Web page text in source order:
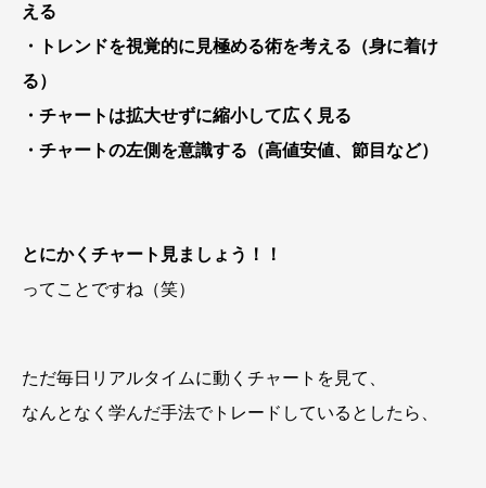
える
・トレンドを視覚的に見極める術を考える（身に着け
る）
・チャートは拡大せずに縮小して広く見る
・チャートの左側を意識する（高値安値、節目など）
とにかくチャート見ましょう！！
ってことですね（笑）
ただ毎日リアルタイムに動くチャートを見て、
なんとなく学んだ手法でトレードしているとしたら、